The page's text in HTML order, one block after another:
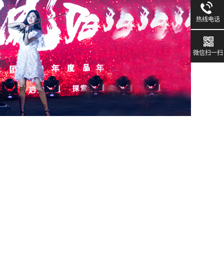
热线电话
微信扫一扫